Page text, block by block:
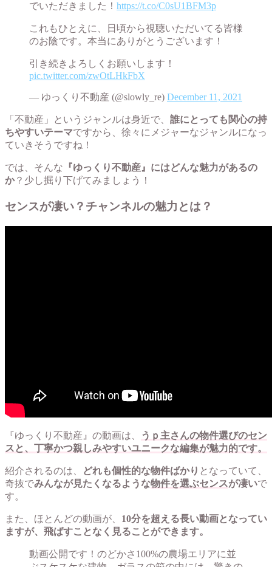
でいただきました！ https://t.co/C0sU1BFM3p
これもひとえに、日頃から視聴いただいてる皆様
のお陰です。本当にありがとうございます！
引き続きよろしくお願いします！
pic.twitter.com/zwOtLHkFbX
— ゆっくり不動産 (@slowly_re) December 11, 2021
「不動産」というジャンルは身近で、 誰にとっても関心の持
ちやすいテーマですから、徐々にメジャーなジャンルになっ
ていきそうですね！
では、そんな 『ゆっくり不動産』にはどんな魅力があるの
か？少し掘り下げてみましょう！
センスが凄い？チャンネルの魅力とは？
『ゆっくり不動産』の動画は、
うｐ主さんの物件選びのセン
スと、丁寧かつ親しみやすいユニークな編集が魅力的です。
紹介されるのは、 どれも個性的な物件ばかり となっていて、
奇抜でみんなが見たくなるような物件を選ぶセンスが凄いで
す。
また、ほとんどの動画が、 10分を超える長い動画となってい
ますが、飛ばすことなく見ることができます。
動画公開です！のどかさ100%の農場エリアに並